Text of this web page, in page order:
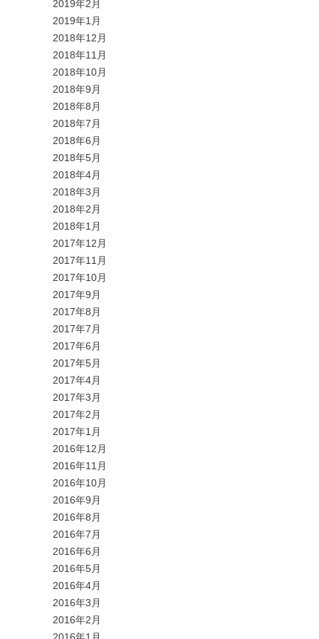
2019年2月
2019年1月
2018年12月
2018年11月
2018年10月
2018年9月
2018年8月
2018年7月
2018年6月
2018年5月
2018年4月
2018年3月
2018年2月
2018年1月
2017年12月
2017年11月
2017年10月
2017年9月
2017年8月
2017年7月
2017年6月
2017年5月
2017年4月
2017年3月
2017年2月
2017年1月
2016年12月
2016年11月
2016年10月
2016年9月
2016年8月
2016年7月
2016年6月
2016年5月
2016年4月
2016年3月
2016年2月